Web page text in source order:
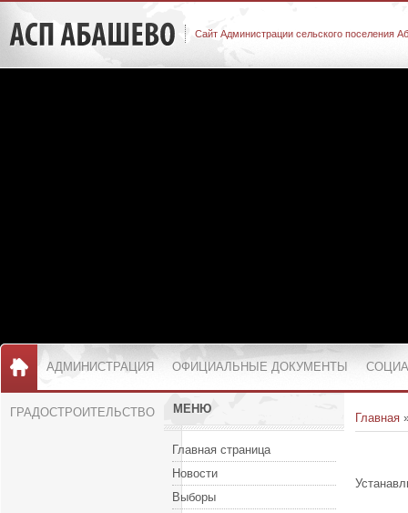
Сайт Администрации сельского поселения
АДМИНИСТРАЦИЯ ОФИЦИАЛЬНЫЕ ДОКУМЕНТЫ
ГРАДОСТРОИТЕЛЬСТВО МЕНЮ
Главная страница
Новости
Выборы
Главная